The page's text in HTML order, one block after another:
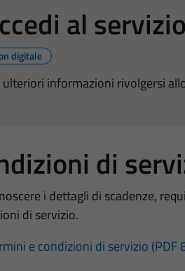
al servizio
digitale
ulteriori informazioni rivolgersi
di
i dettagli di scadenze,
di servizio.
e condizioni di servizio (PDF